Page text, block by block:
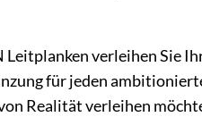
verleihen Sie
für jeden
Realität verleihen